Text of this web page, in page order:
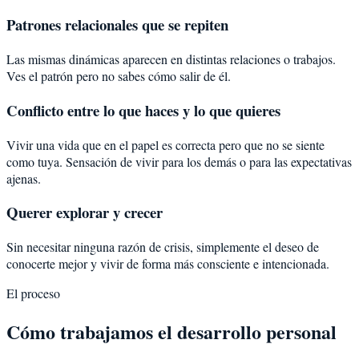
Patrones relacionales que se repiten
Las mismas dinámicas aparecen en distintas relaciones o trabajos.
Ves el patrón pero no sabes cómo salir de él.
Conflicto entre lo que haces y lo que quieres
Vivir una vida que en el papel es correcta pero que no se siente
como tuya. Sensación de vivir para los demás o para las expectativas
ajenas.
Querer explorar y crecer
Sin necesitar ninguna razón de crisis, simplemente el deseo de
conocerte mejor y vivir de forma más consciente e intencionada.
El proceso
Cómo trabajamos el desarrollo personal